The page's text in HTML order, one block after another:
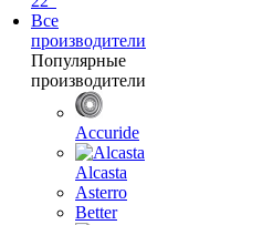
Все
производители
Популярные
производители
Accuride
Alcasta
Asterro
Better